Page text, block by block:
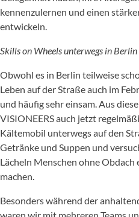
kennenzulernen und einen
entwickeln.
Skills on Wheels unterwegs in Berlin
Obwohl es in Berlin teilweise
Leben auf der Straße auch im
und häufig sehr einsam. Aus
VISIONEERS auch jetzt
Kältemobil unterwegs auf den
Getränke und Suppen und
Lächeln Menschen ohne Obdach
machen.
Besonders während der